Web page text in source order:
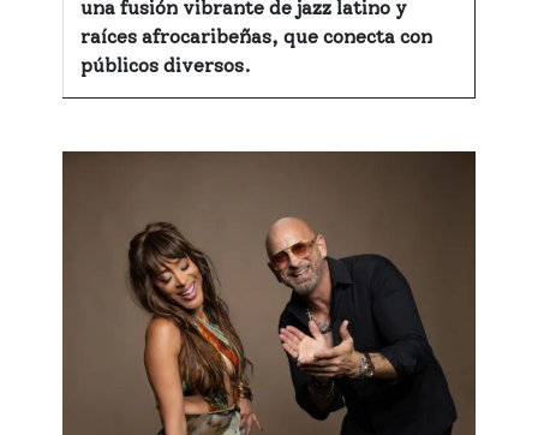
una fusión vibrante de jazz latino y
raíces afrocaribeñas, que conecta con
públicos diversos.